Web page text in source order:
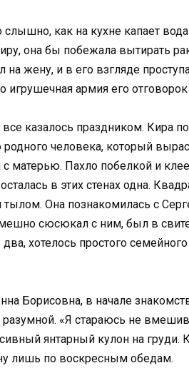
как на кухне капает
она бы побежала вытирать
на жену, и в его взгляде
игрушечная армия его
все казалось праздником. Кира
родного человека, который
матерью. Пахло побелкой и
в этих стенах одна.
Она познакомилась с
сюсюкал с ним, был в
хотелось простого
Борисовна, в начале
разумной. «Я стараюсь не
янтарный кулон на груди.
лишь по воскресным обедам.